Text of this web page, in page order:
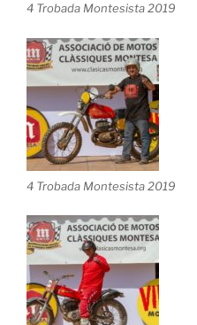
4 Trobada Montesista 2019
4 Trobada Montesista 2019